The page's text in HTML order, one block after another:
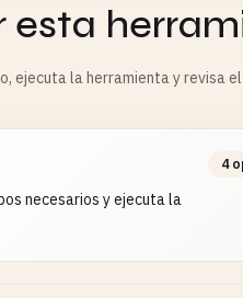
esta
ejecuta la herramienta y revisa
necesarios y ejecuta la
4